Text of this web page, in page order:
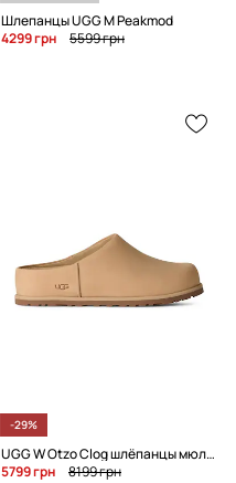
Шлепанцы UGG M Peakmod
4299 грн
5599 грн
-29%
UGG W Otzo Clog шлёпанцы мюли для женщин кожаные
5799 грн
8199 грн